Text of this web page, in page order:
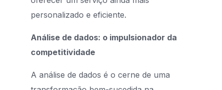
personalizado e eficiente.
Análise de dados: o impulsionador da
competitividade
A análise de dados é o cerne de uma